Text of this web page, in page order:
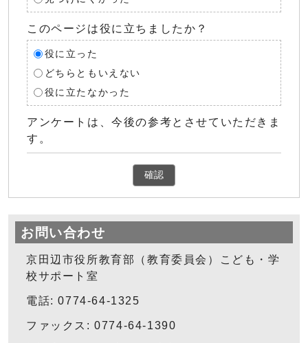
このページは役に立ちましたか？
役に立った
どちらともいえない
役に立たなかった
アンケートは、今後の参考とさせていただきま
す。
確認
お問い合わせ
京田辺市役所教育部（教育委員会）こども・学
校サポート室
電話: 0774-64-1325
ファックス: 0774-64-1390